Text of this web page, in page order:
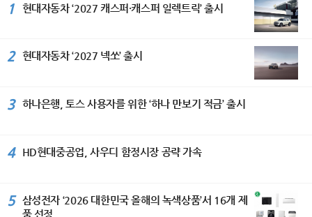
1 현대자동차 ‘2027 캐스퍼·캐스퍼 일렉트릭’ 출시
2 현대자동차 ‘2027 넥쏘’ 출시
3 하나은행, 토스 사용자를 위한 ‘하나 만보기 적금’ 출시
4 HD현대중공업, 사우디 함정시장 공략 가속
5
삼성전자 ‘2026 대한민국 올해의 녹색상품’서 16개 제
품 선정